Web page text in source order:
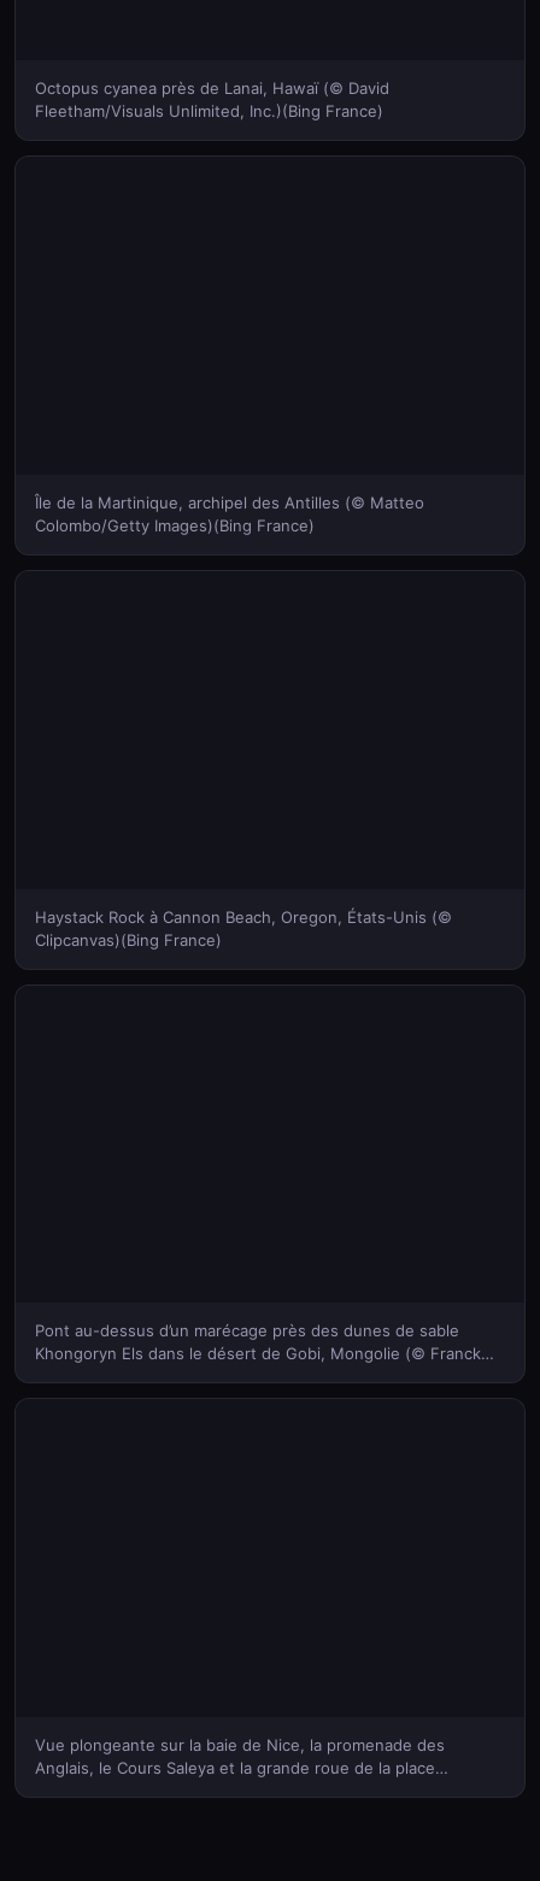
Octopus cyanea près de Lanai, Hawaï (© David
Fleetham/Visuals Unlimited, Inc.)(Bing France)
Île de la Martinique, archipel des Antilles (© Matteo
Colombo/Getty Images)(Bing France)
Haystack Rock à Cannon Beach, Oregon, États-Unis (©
Clipcanvas)(Bing France)
Pont au-dessus d’un marécage près des dunes de sable
Khongoryn Els dans le désert de Gobi, Mongolie (© Franck
Vue plongeante sur la baie de Nice, la promenade des
Anglais, le Cours Saleya et la grande roue de la place